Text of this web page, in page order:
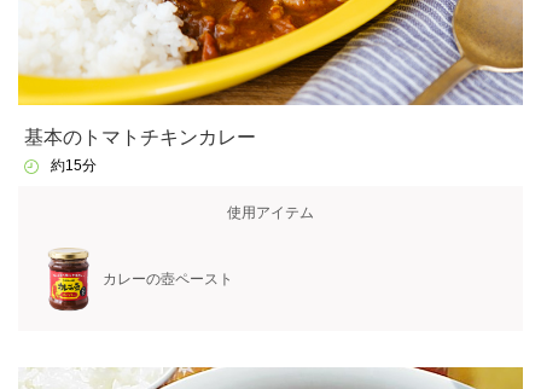
基本のトマトチキンカレー
約15分
使用アイテム
カレーの壺ペースト